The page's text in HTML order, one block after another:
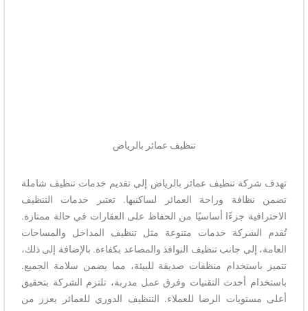
تنظيف عمائر بالرياض
تهدف شركة تنظيف عمائر بالرياض إلى تقديم خدمات تنظيف شاملة
تضمن نظافة وراحة العمائر لساكنيها. تعتبر خدمات التنظيف
الاحترافية جزءًا أساسيًا من الحفاظ على العقارات في حالة ممتازة.
تُقدم الشركة خدمات متنوعة مثل تنظيف المداخل والمساحات
العامة، إلى جانب تنظيف النوافذ والمصاعد بكفاءة. بالإضافة إلى ذلك،
تتميز باستخدام منظفات صديقة للبيئة، مما يضمن سلامة الجميع.
باستخدام أحدث التقنيات وفرق عمل مدربة، تلتزم الشركة بتحقيق
أعلى مستويات الرضا للعملاء. التنظيف الدوري للعمائر يعزز من